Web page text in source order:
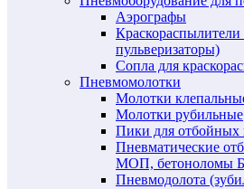
Аэрографы
Краскораспылители
пульверизаторы)
Сопла для
Пневмомолотки
Молотки
Молотки рубильные
Пики для отбойных
Пневматические
МОП, бетоноломы
Пневмодолота